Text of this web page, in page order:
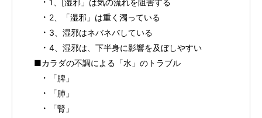
1、[湿邪」は気の流れを阻害する
2、「湿邪」は重く濁っている
3、湿邪はネバネバしている
4、湿邪は、下半身に影響を及ぼしやすい
■カラダの不調による「水」のトラブル
「脾」
「肺」
「腎」